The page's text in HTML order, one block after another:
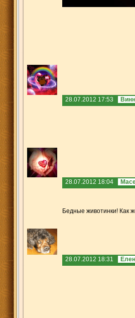
28.07.2012 17:53
28.07.2012 18:04
Бедные животинки! Как
28.07.2012 18:31